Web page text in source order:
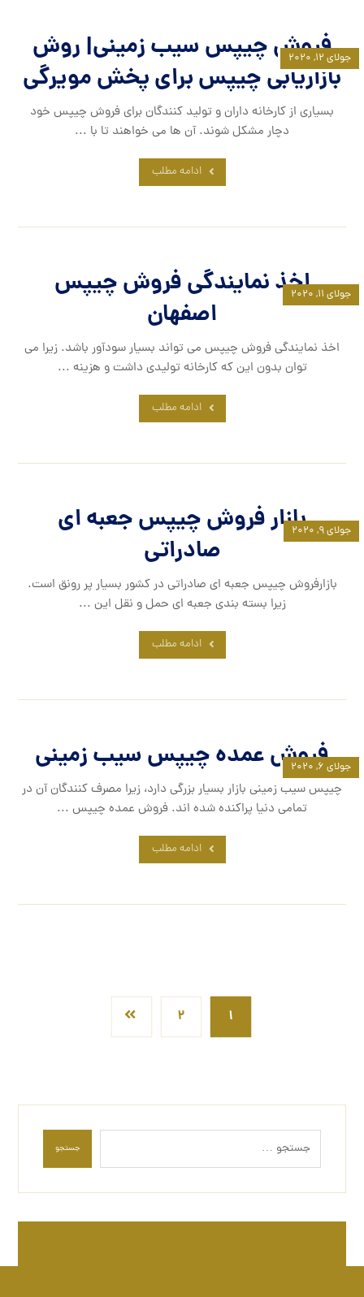
فروش چیپس سیب زمینی| روش
بازاریابی چیپس برای پخش مویرگی
جولای ۱۲, ۲۰۲۰
بسیاری از کارخانه داران و تولید کنندگان برای فروش چیپس خود
دچار مشکل شوند. آن ها می خواهند تا با ...
ادامه مطلب
اخذ نمایندگی فروش چیپس
اصفهان
جولای ۱۱, ۲۰۲۰
اخذ نمایندگی فروش چیپس می تواند بسیار سودآور باشد. زیرا می
توان بدون این که کارخانه تولیدی داشت و هزینه ...
ادامه مطلب
بازار فروش چیپس جعبه ای
صادراتی
جولای ۹, ۲۰۲۰
بازارفروش چیپس جعبه ای صادراتی در کشور بسیار پر رونق است.
زیرا بسته بندی جعبه ای حمل و نقل این ...
ادامه مطلب
فروش عمده چیپس سیب زمینیجولای ۶, ۲۰۲۰
چیپس سیب زمینی بازار بسیار بزرگی دارد، زیرا مصرف کنندگان آن در
تمامی دنیا پراکنده شده اند. فروش عمده چیپس ...
ادامه مطلب
۱ ۲
جستجو